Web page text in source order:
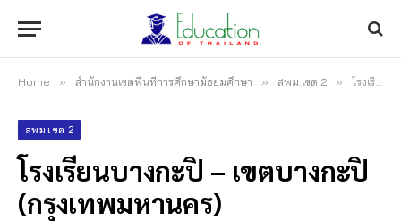
Home » สำนักงานเขตพื้นที่การศึกษามัธยมศึกษา » สพม.เขต 2 » โรงเรียนบางกะปิ – เขตบางกะปิ (กรุงเทพมหานคร)
สพม.เขต 2
โรงเรียนบางกะปิ – เขตบางกะปิ
(กรุงเทพมหานคร)